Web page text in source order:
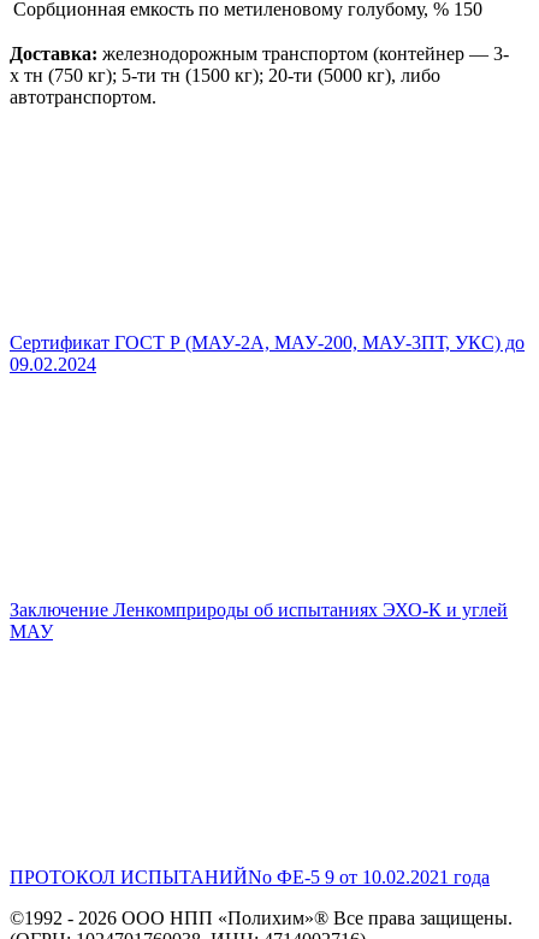
Сорбционная емкость по метиленовому голубому, % 150
Доставка: железнодорожным транспортом (контейнер — 3-
х тн (750 кг); 5-ти тн (1500 кг); 20-ти (5000 кг), либо
автотранспортом.
Сертификат ГОСТ Р (МАУ-2А, МАУ-200, МАУ-3ПТ, УКС) до
09.02.2024
Заключение Ленкомприроды об испытаниях ЭХО-К и углей
МАУ
ПРОТОКОЛ ИСПЫТАНИЙNo ФЕ-5 9 от 10.02.2021 года
©1992 - 2026 ООО НПП «Полихим»® Все права защищены.